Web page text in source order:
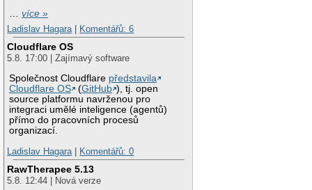
…více »
Ladislav Hagara
Komentářů: 6
Cloudflare OS
5.8. 17:00 | Zajímavý software
Společnost Cloudflare představila
Cloudflare OS
(GitHub ), tj. open
source platformu navrženou pro
integraci umělé inteligence (agentů)
přímo do pracovních procesů
organizací.
Ladislav Hagara
Komentářů: 0
RawTherapee 5.13
5.8. 12:44 | Nová verze